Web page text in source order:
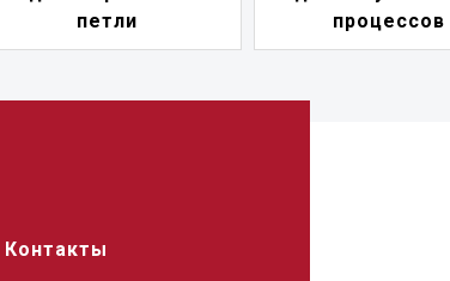
процессов
питания
Контакты